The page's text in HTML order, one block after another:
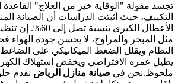
تجسد مقولة "الوقاية خير من العلاج" القاعدة
التكييف، حيث أثبتت الدراسات أن الصيانة
الأعطال الكبرى
مثل المبخر والمراوح، لا يحسن جودة الهواء
النظام ويقلل الضغط الميكانيكي على
يطيل عمره الافتراضي ويخفض استهلاك
ملحوظ.نحن في صيانة منازل الرياض نقدم